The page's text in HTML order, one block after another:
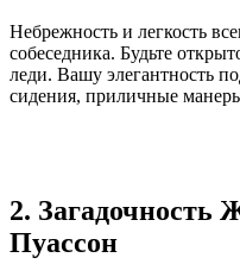
Небрежность и легкость
собеседника. Будьте
леди. Вашу элегантность
сидения, приличные
2.
Пуассон